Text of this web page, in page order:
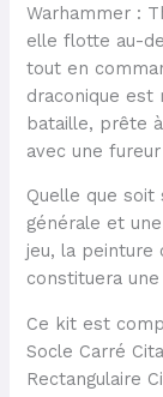
Warhammer :
elle flotte au-
tout en
draconique est
bataille, prête
avec une
Quelle que
générale et
jeu, la peinture
constituera
Ce kit est
Socle Carré
Rectangulaire